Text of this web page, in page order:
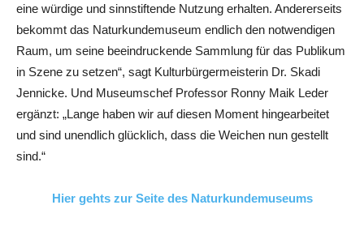
eine würdige und sinnstiftende Nutzung erhalten. Andererseits
bekommt das Naturkundemuseum endlich den notwendigen
Raum, um seine beeindruckende Sammlung für das Publikum
in Szene zu setzen“, sagt Kulturbürgermeisterin Dr. Skadi
Jennicke. Und Museumschef Professor Ronny Maik Leder
ergänzt: „Lange haben wir auf diesen Moment hingearbeitet
und sind unendlich glücklich, dass die Weichen nun gestellt
sind.“
Hier gehts zur Seite des Naturkundemuseums